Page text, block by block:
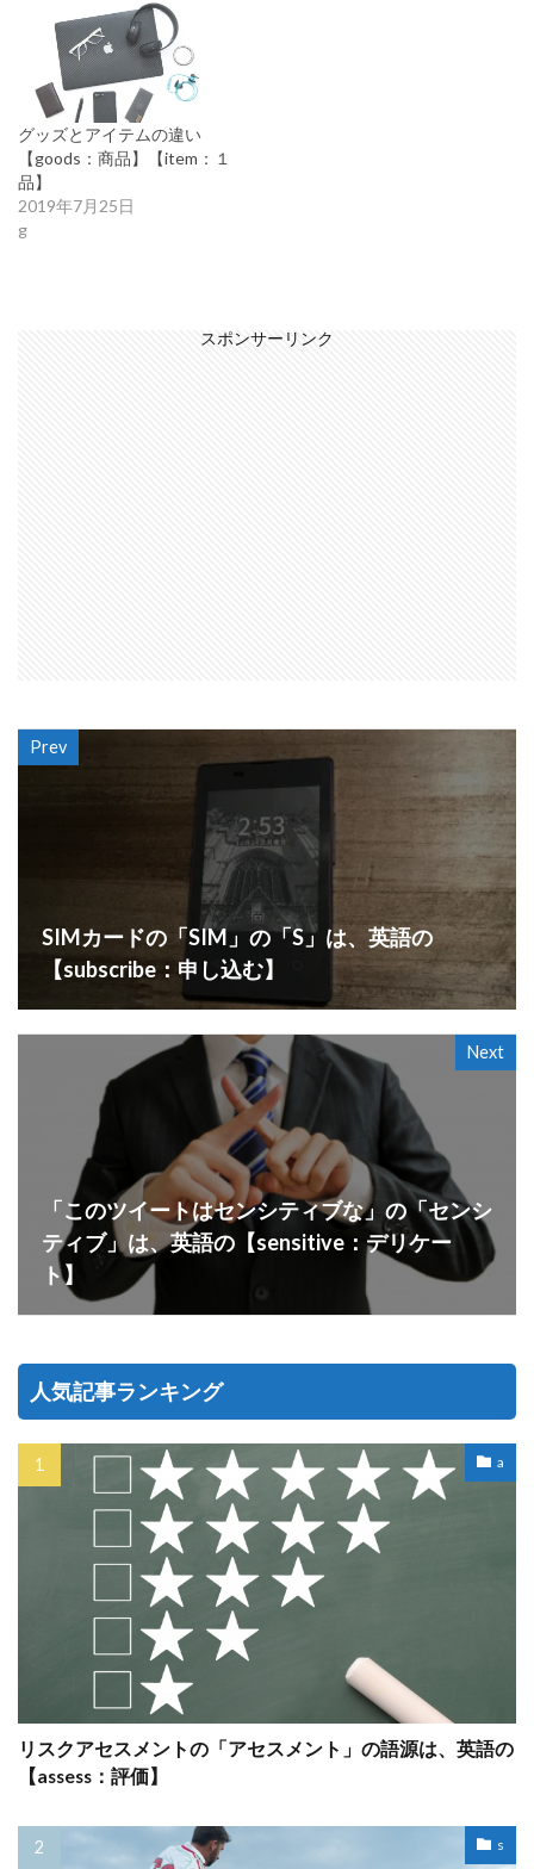
グッズとアイテムの違い
【goods：商品】【item：１
品】
2019年7月25日
g
スポンサーリンク
Prev
SIMカードの「SIM」の「S」は、英語の
【subscribe：申し込む】
Next
「このツイートはセンシティブな」の「センシ
ティブ」は、英語の【sensitive：デリケー
ト】
人気記事ランキング
a
リスクアセスメントの「アセスメント」の語源は、英語の
【assess：評価】
s